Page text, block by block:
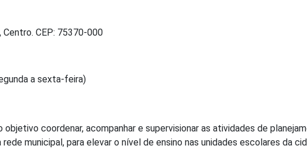
Centro. CEP: 75370-000
a sexta-feira)
coordenar, acompanhar e supervisionar as atividades de
municipal, para elevar o nível de ensino nas unidades escolares da